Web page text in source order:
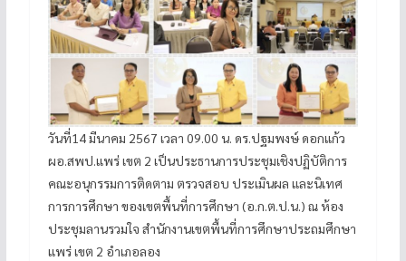
วันที่14 มีนาคม 2567 เวลา 09.00 น. ดร.ปฐมพงษ์ ดอกแก้ว
ผอ.สพป.แพร่ เขต 2 เป็นประธานการประชุมเชิงปฏิบัติการ
คณะอนุกรรมการติดตาม ตรวจสอบ ประเมินผล และนิเทศ
การการศึกษา ของเขตพื้นที่การศึกษา (อ.ก.ต.ป.น.) ณ ห้อง
ประชุมลานรวมใจ สำนักงานเขตพื้นที่การศึกษาประถมศึกษา
แพร่ เขต 2 อำเภอลอง